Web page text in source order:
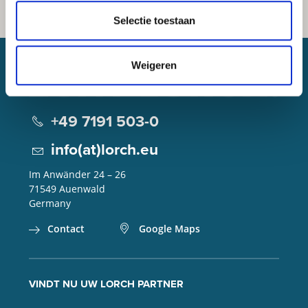
Selectie toestaan
Weigeren
Lorch Schweißtechnik GmbH
+49 7191 503-0
info(at)lorch.eu
Im Anwänder 24 – 26
71549 Auenwald
Germany
Contact
Google Maps
VINDT NU UW LORCH PARTNER